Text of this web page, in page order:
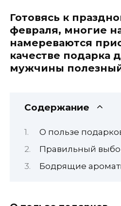
Готовясь к
февраля, многие
намереваются
качестве подарка
мужчины
Содержание
О пользе
Правильный
Бодрящие